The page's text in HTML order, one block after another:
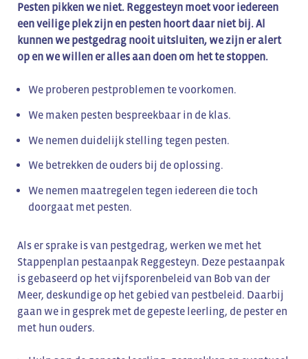
Pesten pikken we niet. Reggesteyn moet voor iedereen
een veilige plek zijn en pesten hoort daar niet bij. Al
kunnen we pestgedrag nooit uitsluiten, we zijn er alert
op en we willen er alles aan doen om het te stoppen.
We proberen pestproblemen te voorkomen.
We maken pesten bespreekbaar in de klas.
We nemen duidelijk stelling tegen pesten.
We betrekken de ouders bij de oplossing.
We nemen maatregelen tegen iedereen die toch
doorgaat met pesten.
Als er sprake is van pestgedrag, werken we met het
Stappenplan pestaanpak Reggesteyn. Deze pestaanpak
is gebaseerd op het vijfsporenbeleid van Bob van der
Meer, deskundige op het gebied van pestbeleid. Daarbij
gaan we in gesprek met de gepeste leerling, de pester en
met hun ouders.